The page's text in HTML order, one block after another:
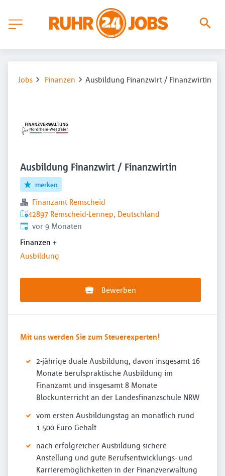
Jobs Finanzen Ausbildung Finanzwirt / Finanzwirtin
Ausbildung Finanzwirt / Finanzwirtin
merken
Finanzamt Remscheid
42897 Remscheid-Lennep, Deutschland
Veröffentlicht:
vor 9 Monaten
Finanzen +
Ausbildung
Bewerben
Mit uns werden Sie zum Steuerexperten!
2-jährige duale Ausbildung, davon insgesamt 16
Monate berufspraktische Ausbildung im
Finanzamt und insgesamt 8 Monate
Blockunterricht an der Landesfinanzschule NRW
vom ersten Ausbildungstag an monatlich rund
1.500 Euro Gehalt
nach erfolgreicher Ausbildung sichere
Anstellung und gute Berufsentwicklungs- und
Karrieremöglichkeiten in der Finanzverwaltung